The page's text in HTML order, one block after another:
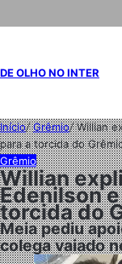
DE OLHO NO INTER
Início/Grêmio/Willian
para a torcida do
Grêmio
Willian
Edenilson
torcida do
Meia pediu
colega vaiado